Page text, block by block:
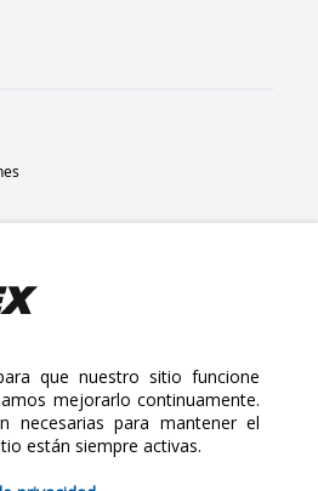
rights reserved. Today is Miércoles,
que nuestro sitio funcione
mejorarlo continuamente.
necesarias para mantener el
están siempre activas.